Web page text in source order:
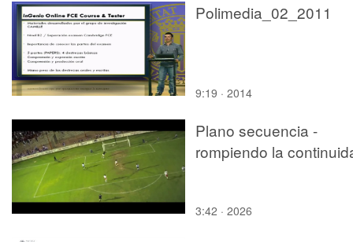
Polimedia_02_2011
9:19 · 2014
Plano secuencia -
rompiendo la
3:42 · 2026